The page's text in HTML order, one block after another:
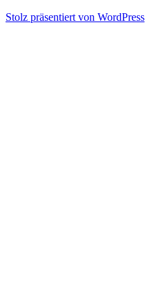
Stolz präsentiert von WordPress